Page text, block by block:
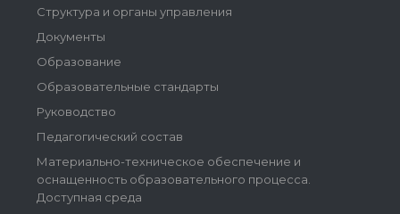
Структура и органы управления
Документы
Образование
Образовательные стандарты
Руководство
Педагогический состав
Материально-техническое обеспечение и
оснащенность образовательного процесса.
Доступная среда